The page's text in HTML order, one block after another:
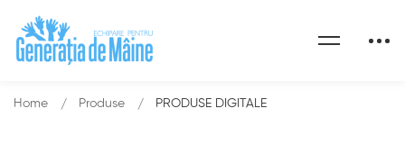
Home Produse PRODUSE DIGITALE